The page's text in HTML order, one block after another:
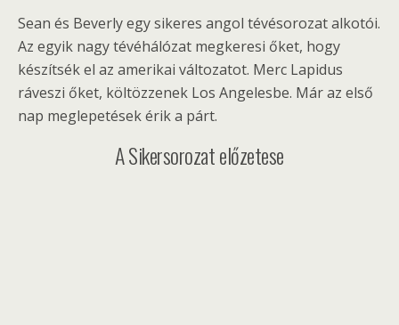
Sean és Beverly egy sikeres angol tévésorozat alkotói.
Az egyik nagy tévéhálózat megkeresi őket, hogy
készítsék el az amerikai változatot. Merc Lapidus
ráveszi őket, költözzenek Los Angelesbe. Már az első
nap meglepetések érik a párt.
A Sikersorozat előzetese